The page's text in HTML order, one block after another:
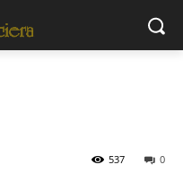
0
537